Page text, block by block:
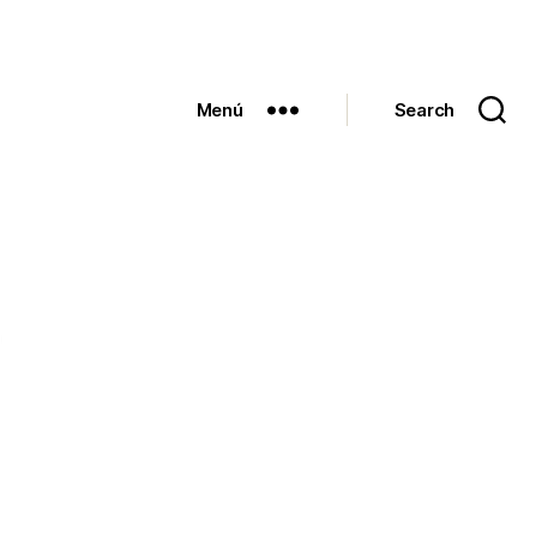
Menú Search